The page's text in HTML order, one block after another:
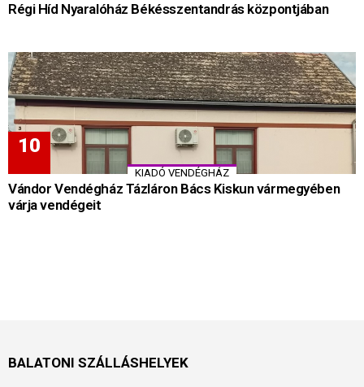
Régi Híd Nyaralóház Békésszentandrás központjában
KIADÓ VENDÉGHÁZ
Vándor Vendégház Tázláron Bács Kiskun vármegyében
várja vendégeit
BALATONI SZÁLLÁSHELYEK